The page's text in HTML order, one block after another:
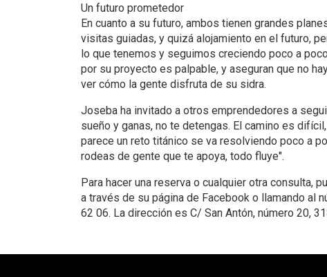
Un futuro prometedor
En cuanto a su futuro, ambos tienen grandes
visitas guiadas, y quizá alojamiento en el futuro,
lo que tenemos y seguimos creciendo poco a
por su proyecto es palpable, y aseguran que no
ver cómo la gente disfruta de su sidra.
Joseba ha invitado a otros emprendedores a
sueño y ganas, no te detengas. El camino es
parece un reto titánico se va resolviendo poco a
rodeas de gente que te apoya, todo fluye".
Para hacer una reserva o cualquier otra consulta,
a través de su página de Facebook o llamando al
62 06. La dirección es C/ San Antón, número 20,